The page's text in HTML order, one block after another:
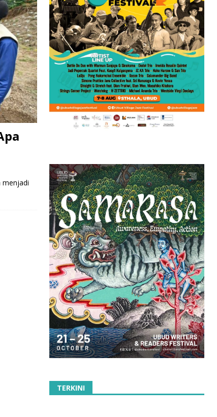
menjadi
TERKINI